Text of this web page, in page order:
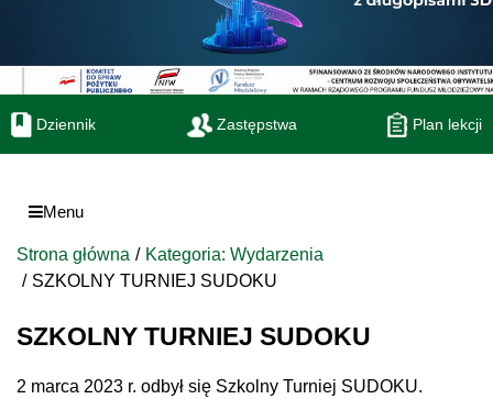
Dziennik Zastępstwa Plan lekcji
Menu
Strona główna
Kategoria: Wydarzenia
SZKOLNY TURNIEJ SUDOKU
SZKOLNY TURNIEJ SUDOKU
2 marca 2023 r. odbył się Szkolny Turniej SUDOKU.